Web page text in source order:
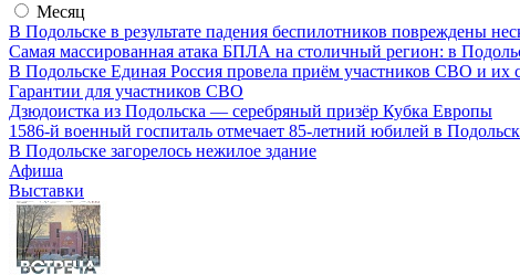
Месяц
В Подольске в результате падения беспилотников повреждены
Самая массированная атака БПЛА на столичный регион: в
В Подольске Единая Россия провела приём участников СВО и их
Гарантии для участников СВО
Дзюдоистка из Подольска — серебряный призёр Кубка Европы
1586-й военный госпиталь отмечает 85-летний юбилей в
В Подольске загорелось нежилое здание
Афиша
Выставки